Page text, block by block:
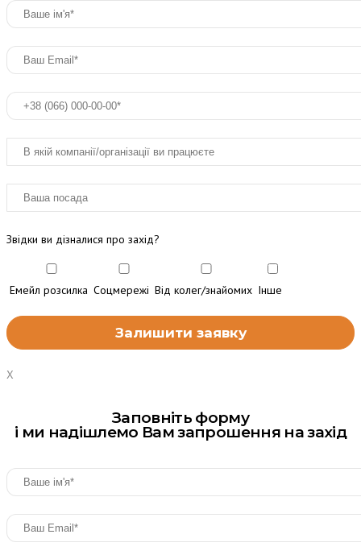
Звідки ви дізналися про захід?
Емейл розсилка Соцмережі Від колег/знайомих Інше
X
Заповніть форму
і ми надішлемо Вам запрошення на захід